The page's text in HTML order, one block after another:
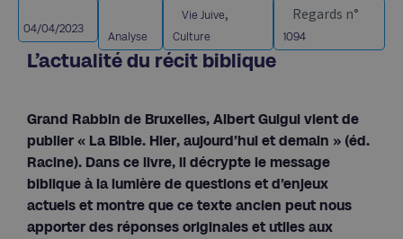
04/04/2023
Analyse
Vie Juive,
Culture
Regards n°
1094
L’actualité du récit biblique
Grand Rabbin de Bruxelles, Albert Guigui vient de
publier « La Bible. Hier, aujourd’hui et demain » (éd.
Racine). Dans ce livre, il décrypte le message
biblique à la lumière de questions et d’enjeux
actuels et montre que ce texte ancien peut nous
apporter des réponses originales et utiles aux